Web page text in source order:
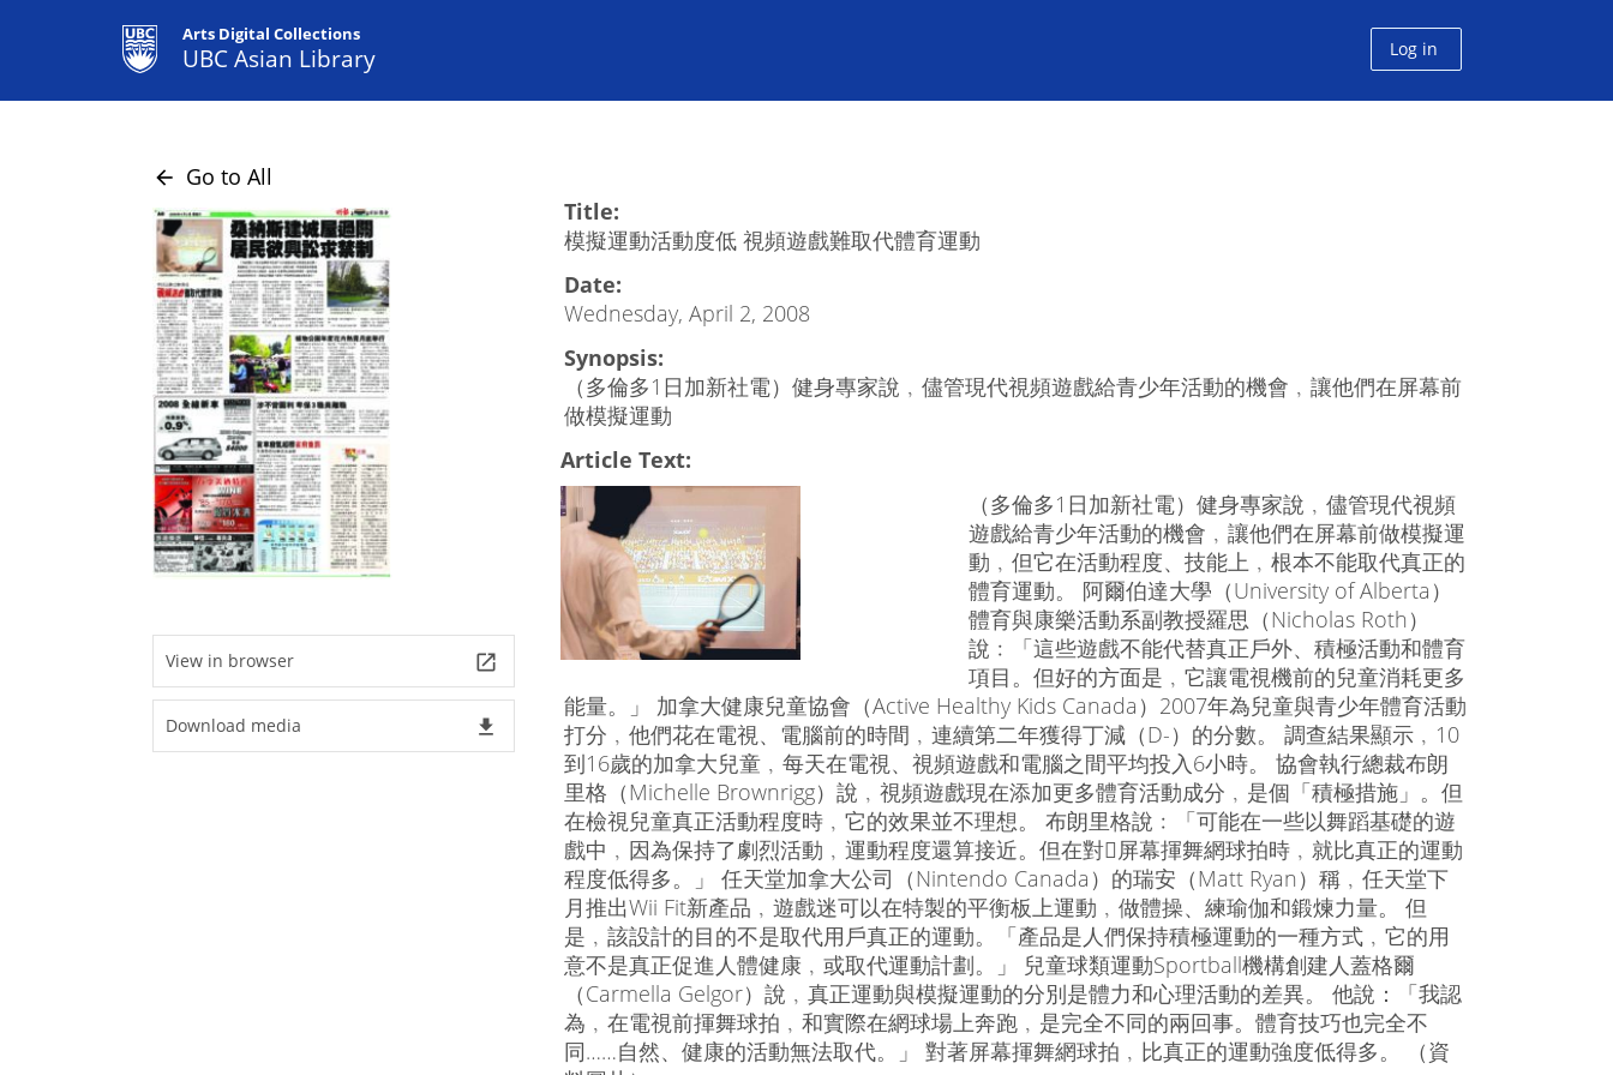
Arts Digital Collections
UBC Asian Library Log in
arrow_back Go to All
View in browser launch
Download media file_download
Title:
模擬運動活動度低 視頻遊戲難取代體育運動
Date:
Wednesday, April 2, 2008
Synopsis:
（多倫多1日加新社電）健身專家說﹐儘管現代視頻遊戲給青少年活動的機會﹐讓他們在屏幕前
做模擬運動
Article Text:
（多倫多1日加新社電）健身專家說﹐儘管現代視頻
遊戲給青少年活動的機會﹐讓他們在屏幕前做模擬運
動﹐但它在活動程度、技能上﹐根本不能取代真正的
體育運動。 阿爾伯達大學（University of Alberta）
體育與康樂活動系副教授羅思（Nicholas Roth）
說﹕「這些遊戲不能代替真正戶外、積極活動和體育
項目。但好的方面是﹐它讓電視機前的兒童消耗更多
能量。」 加拿大健康兒童協會（Active Healthy Kids Canada）2007年為兒童與青少年體育活動
打分﹐他們花在電視、電腦前的時間﹐連續第二年獲得丁減（D-）的分數。 調查結果顯示﹐10
到16歲的加拿大兒童﹐每天在電視、視頻遊戲和電腦之間平均投入6小時。 協會執行總裁布朗
里格（Michelle Brownrigg）說﹐視頻遊戲現在添加更多體育活動成分﹐是個「積極措施」。但
在檢視兒童真正活動程度時﹐它的效果並不理想。 布朗里格說﹕「可能在一些以舞蹈基礎的遊
戲中﹐因為保持了劇烈活動﹐運動程度還算接近。但在對屏幕揮舞網球拍時﹐就比真正的運動
程度低得多。」 任天堂加拿大公司（Nintendo Canada）的瑞安（Matt Ryan）稱﹐任天堂下
月推出Wii Fit新產品﹐遊戲迷可以在特製的平衡板上運動﹐做體操、練瑜伽和鍛煉力量。 但
是﹐該設計的目的不是取代用戶真正的運動。「產品是人們保持積極運動的一種方式﹐它的用
意不是真正促進人體健康﹐或取代運動計劃。」 兒童球類運動Sportball機構創建人蓋格爾
（Carmella Gelgor）說﹐真正運動與模擬運動的分別是體力和心理活動的差異。 他說：「我認
為﹐在電視前揮舞球拍﹐和實際在網球場上奔跑﹐是完全不同的兩回事。體育技巧也完全不
同……自然、健康的活動無法取代。」 對著屏幕揮舞網球拍﹐比真正的運動強度低得多。 （資